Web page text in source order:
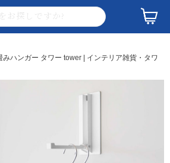
ハンガー タワー tower | インテリア雑貨・タワ